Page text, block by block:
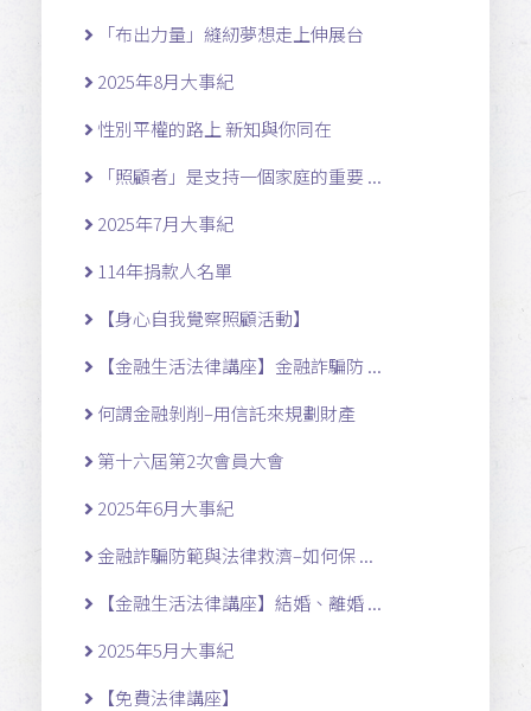
「布出力量」縫紉夢想走上伸展台
2025年8月大事紀
性別平權的路上 新知與你同在
「照顧者」是支持一個家庭的重要 ...
2025年7月大事紀
114年捐款人名單
【身心自我覺察照顧活動】
【金融生活法律講座】金融詐騙防 ...
何謂金融剝削–用信託來規劃財產
第十六屆第2次會員大會
2025年6月大事紀
金融詐騙防範與法律救濟–如何保 ...
【金融生活法律講座】結婚、離婚 ...
2025年5月大事紀
【免費法律講座】